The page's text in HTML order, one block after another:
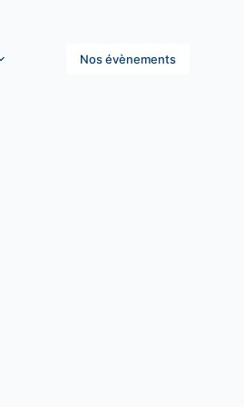
Nos évènements